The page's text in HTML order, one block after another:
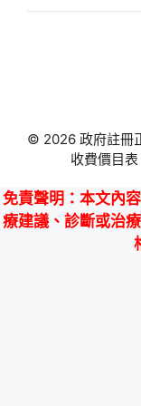
© 2026 政府註冊
收費價目表
免責聲明 ：本文內
療建議、診斷或治